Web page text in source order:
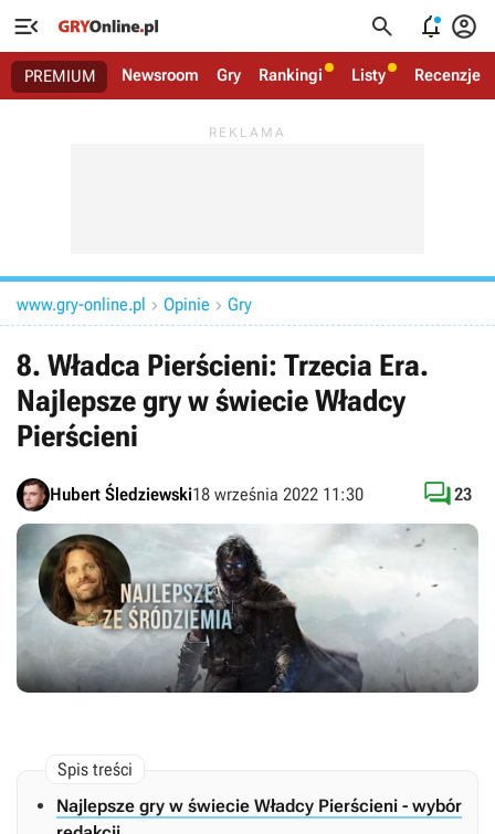
   
PREMIUM Newsroom Gry Rankingi Listy Recenzje
www.gry-online.pl  Opinie  Gry
8. Władca Pierścieni: Trzecia Era.
Najlepsze gry w świecie Władcy
Pierścieni
Hubert Śledziewski18 września 2022 11:30 23
Najlepsze gry w świecie Władcy Pierścieni - wybór